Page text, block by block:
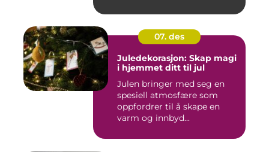
07. des
Juledekorasjon: Skap magi
i hjemmet ditt til jul
Julen bringer med seg en
spesiell atmosfære som
oppfordrer til å skape en
varm og innbyd...